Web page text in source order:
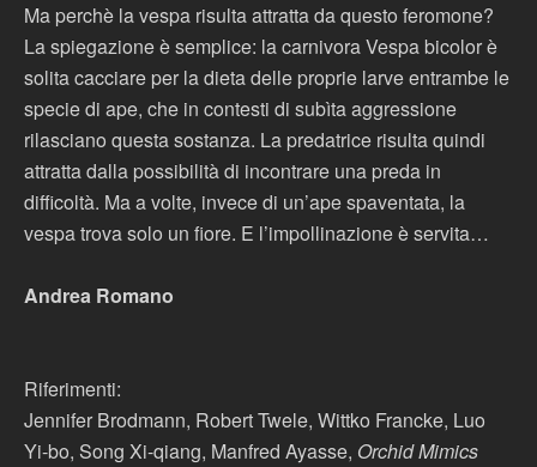
Ma perchè la vespa risulta attratta da questo feromone?
La spiegazione è semplice: la carnivora Vespa bicolor è
solita cacciare per la dieta delle proprie larve entrambe le
specie di ape, che in contesti di subìta aggressione
rilasciano questa sostanza. La predatrice risulta quindi
attratta dalla possibilità di incontrare una preda in
difficoltà. Ma a volte, invece di un’ape spaventata, la
vespa trova solo un fiore. E l’impollinazione è servita…
Andrea Romano
Riferimenti:
Jennifer Brodmann, Robert Twele, Wittko Francke, Luo
Yi-bo, Song Xi-qiang, Manfred Ayasse, Orchid Mimics